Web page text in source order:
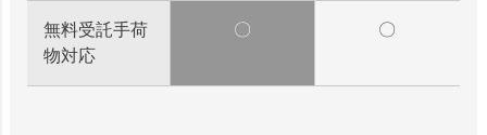
無料受託手荷
物対応
〇 〇